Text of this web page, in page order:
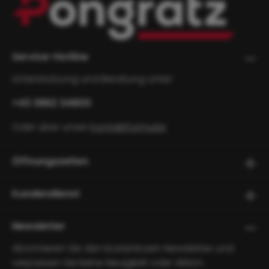
Service-Hotline
+43 3862 34800
Kontaktformular
Öffnungszeiten
Kundendienst
Newsletter